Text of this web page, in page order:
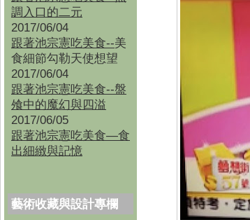
調入口的二元
2017/06/04
跟著池宗憲吃美食--美
食細節勾勒天使想望
2017/06/04
跟著池宗憲吃美食--盤
飧中的魔幻與四溢
2017/06/05
跟著池宗憲吃美食—食
出細緻與記憶
藝術收藏與設計專欄